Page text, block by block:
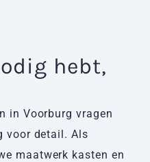
hebt,
in Voorburg vragen
voor detail. Als
maatwerk kasten en